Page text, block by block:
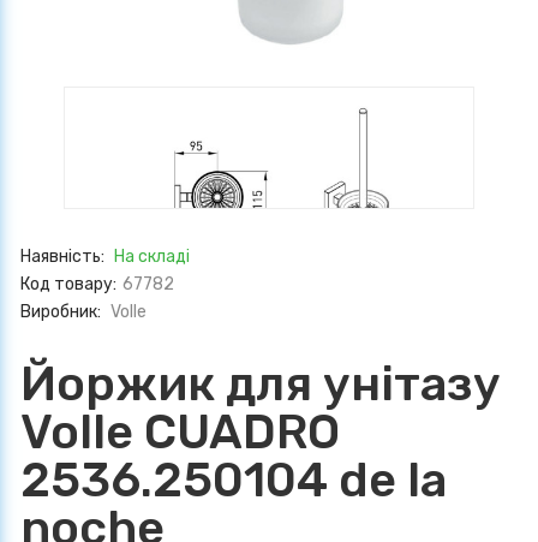
Наявність:
На складі
Код товару: 67782
Виробник: Volle
Йоржик для унітазу
Volle CUADRO
2536.250104 de la
noche